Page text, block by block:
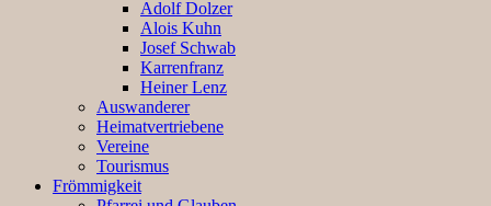
Adolf Dolzer
Alois Kuhn
Josef Schwab
Karrenfranz
Heiner Lenz
Auswanderer
Heimatvertriebene
Vereine
Tourismus
Frömmigkeit